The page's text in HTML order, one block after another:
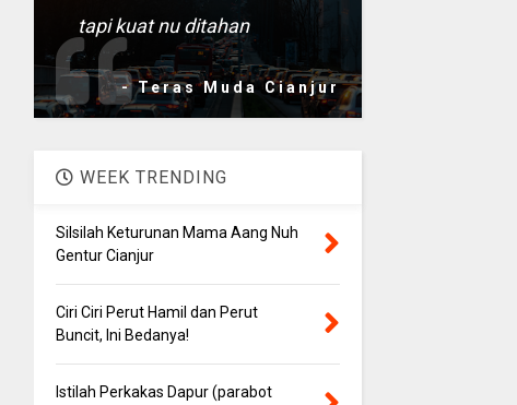
tapi kuat nu ditahan
- Teras Muda Cianjur
WEEK TRENDING
Silsilah Keturunan Mama Aang Nuh
Gentur Cianjur
Ciri Ciri Perut Hamil dan Perut
Buncit, Ini Bedanya!
Istilah Perkakas Dapur (parabot